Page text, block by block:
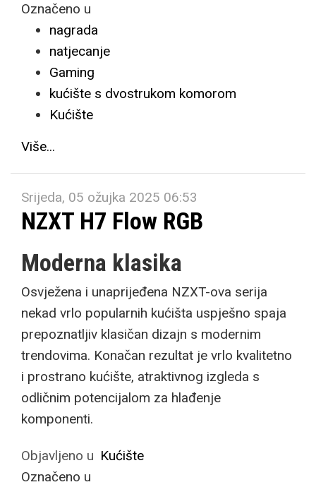
Označeno u
nagrada
natjecanje
Gaming
kućište s dvostrukom komorom
Kućište
Više...
Srijeda, 05 ožujka 2025 06:53
NZXT H7 Flow RGB
Moderna klasika
Osvježena i unaprijeđena NZXT-ova serija
nekad vrlo popularnih kućišta uspješno spaja
prepoznatljiv klasičan dizajn s modernim
trendovima. Konačan rezultat je vrlo kvalitetno
i prostrano kućište, atraktivnog izgleda s
odličnim potencijalom za hlađenje
komponenti.
Objavljeno u Kućište
Označeno u